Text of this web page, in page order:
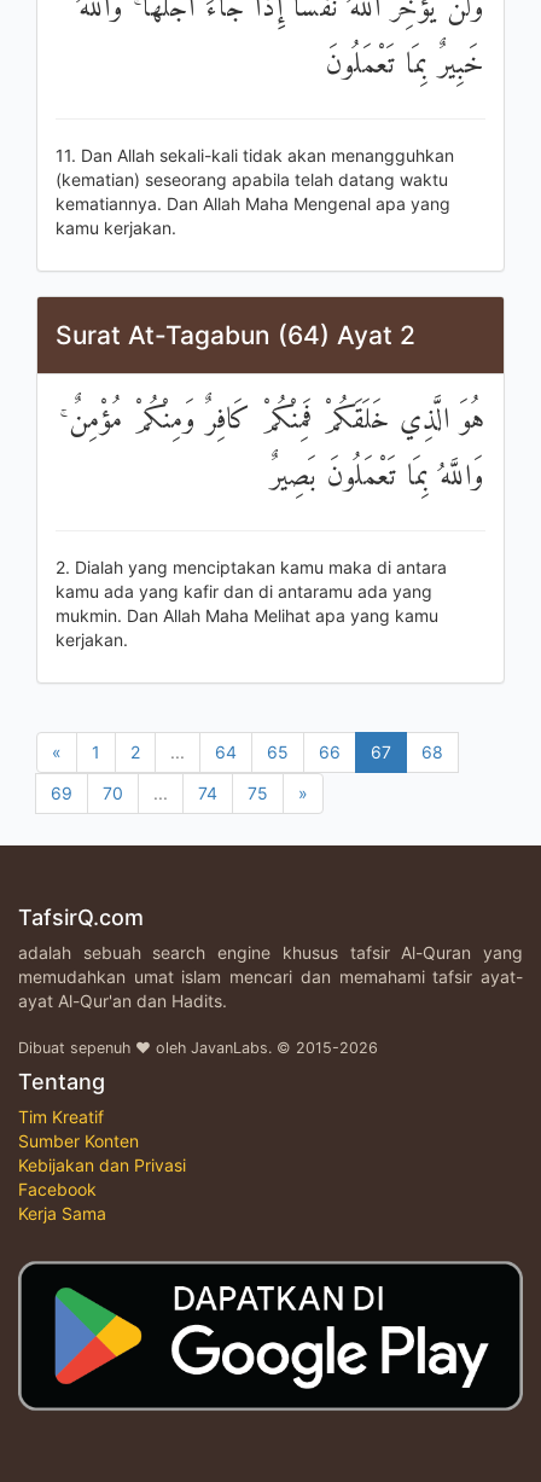
خَبِيرٌ بِمَا تَعْمَلُونَ
11. Dan Allah sekali-kali tidak akan menangguhkan
(kematian) seseorang apabila telah datang waktu
kematiannya. Dan Allah Maha Mengenal apa yang
kamu kerjakan.
Surat At-Tagabun (64) Ayat 2
هُوَ الَّذِي خَلَقَكُمْ فَمِنْكُمْ كَافِرٌ وَمِنْكُمْ مُؤْمِنٌ ۚ
وَاللَّهُ بِمَا تَعْمَلُونَ بَصِيرٌ
2. Dialah yang menciptakan kamu maka di antara
kamu ada yang kafir dan di antaramu ada yang
mukmin. Dan Allah Maha Melihat apa yang kamu
kerjakan.
« 1 2 ... 64 65 66 67
68
69
70 ... 74 75 »
TafsirQ.com
adalah sebuah search engine khusus tafsir Al-Quran yang
memudahkan umat islam mencari dan memahami tafsir ayat-
ayat Al-Qur'an dan Hadits.
Dibuat sepenuh ♥ oleh JavanLabs. © 2015-2026
Tentang
Tim Kreatif
Sumber Konten
Kebijakan dan Privasi
Facebook
Kerja Sama